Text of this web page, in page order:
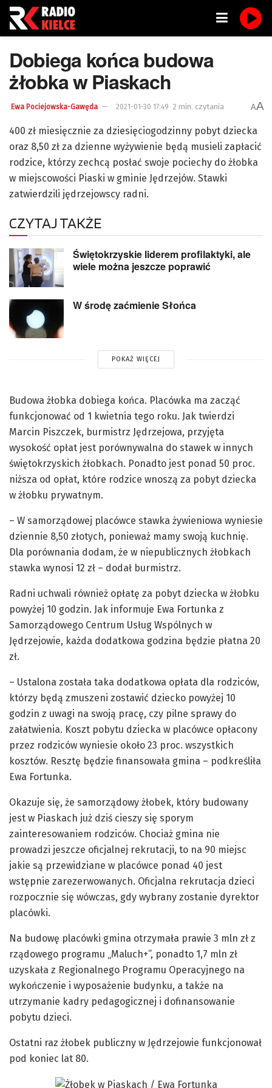
Dobiega końca budowa
żłobka w Piaskach
Ewa Pociejowska-Gawęda 2021-01-30 17:49 2 min. czytania AA
400 zł miesięcznie za dziesięciogodzinny pobyt dziecka
oraz 8,50 zł za dzienne wyżywienie będą musieli zapłacić
rodzice, którzy zechcą posłać swoje pociechy do żłobka
w miejscowości Piaski w gminie Jędrzejów. Stawki
zatwierdzili jędrzejowscy radni.
CZYTAJ TAKŻE
Świętokrzyskie liderem profilaktyki, ale
wiele można jeszcze poprawić
W środę zaćmienie Słońca
POKAŻ WIĘCEJ
Budowa żłobka dobiega końca. Placówka ma zacząć
funkcjonować od 1 kwietnia tego roku. Jak twierdzi
Marcin Piszczek, burmistrz Jędrzejowa, przyjęta
wysokość opłat jest porównywalna do stawek w innych
świętokrzyskich żłobkach. Ponadto jest ponad 50 proc.
niższa od opłat, które rodzice wnoszą za pobyt dziecka
w żłobku prywatnym.
– W samorządowej placówce stawka żywieniowa wyniesie
dziennie 8,50 złotych, ponieważ mamy swoją kuchnię.
Dla porównania dodam, że w niepublicznych żłobkach
stawka wynosi 12 zł – dodał burmistrz.
Radni uchwali również opłatę za pobyt dziecka w żłobku
powyżej 10 godzin. Jak informuje Ewa Fortunka z
Samorządowego Centrum Usług Wspólnych w
Jędrzejowie, każda dodatkowa godzina będzie płatna 20
zł.
– Ustalona została taka dodatkowa opłata dla rodziców,
którzy będą zmuszeni zostawić dziecko powyżej 10
godzin z uwagi na swoją pracę, czy pilne sprawy do
załatwienia. Koszt pobytu dziecka w placówce opłacony
przez rodziców wyniesie około 23 proc. wszystkich
kosztów. Resztę będzie finansowała gmina – podkreśliła
Ewa Fortunka.
Okazuje się, że samorządowy żłobek, który budowany
jest w Piaskach już dziś cieszy się sporym
zainteresowaniem rodziców. Chociaż gmina nie
prowadzi jeszcze oficjalnej rekrutacji, to na 90 miejsc
jakie są przewidziane w placówce ponad 40 jest
wstępnie zarezerwowanych. Oficjalna rekrutacja dzieci
rozpocznie się wówczas, gdy wybrany zostanie dyrektor
placówki.
Na budowę placówki gmina otrzymała prawie 3 mln zł z
rządowego programu „Maluch+”, ponadto 1,7 mln zł
uzyskała z Regionalnego Programu Operacyjnego na
wykończenie i wyposażenie budynku, a także na
utrzymanie kadry pedagogicznej i dofinansowanie
pobytu dzieci.
Ostatni raz żłobek publiczny w Jędrzejowie funkcjonował
pod koniec lat 80.